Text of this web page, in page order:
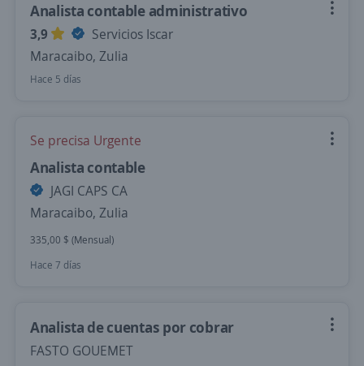
Analista contable administrativo
3,9
Servicios Iscar
Maracaibo, Zulia
Hace 5 días
Se precisa Urgente
Analista contable
JAGI CAPS CA
Maracaibo, Zulia
335,00 $ (Mensual)
Hace 7 días
Analista de cuentas por cobrar
FASTO GOUEMET